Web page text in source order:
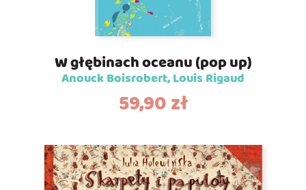
W głębinach oceanu (pop up)
Anouck Boisrobert, Louis Rigaud
59,90zł